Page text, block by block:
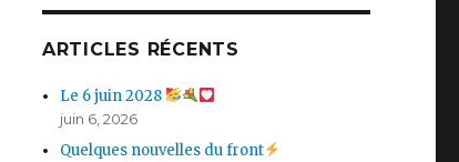
ARTICLES RÉCENTS
Le 6 juin 2028
juin 6, 2026
Quelques nouvelles du front